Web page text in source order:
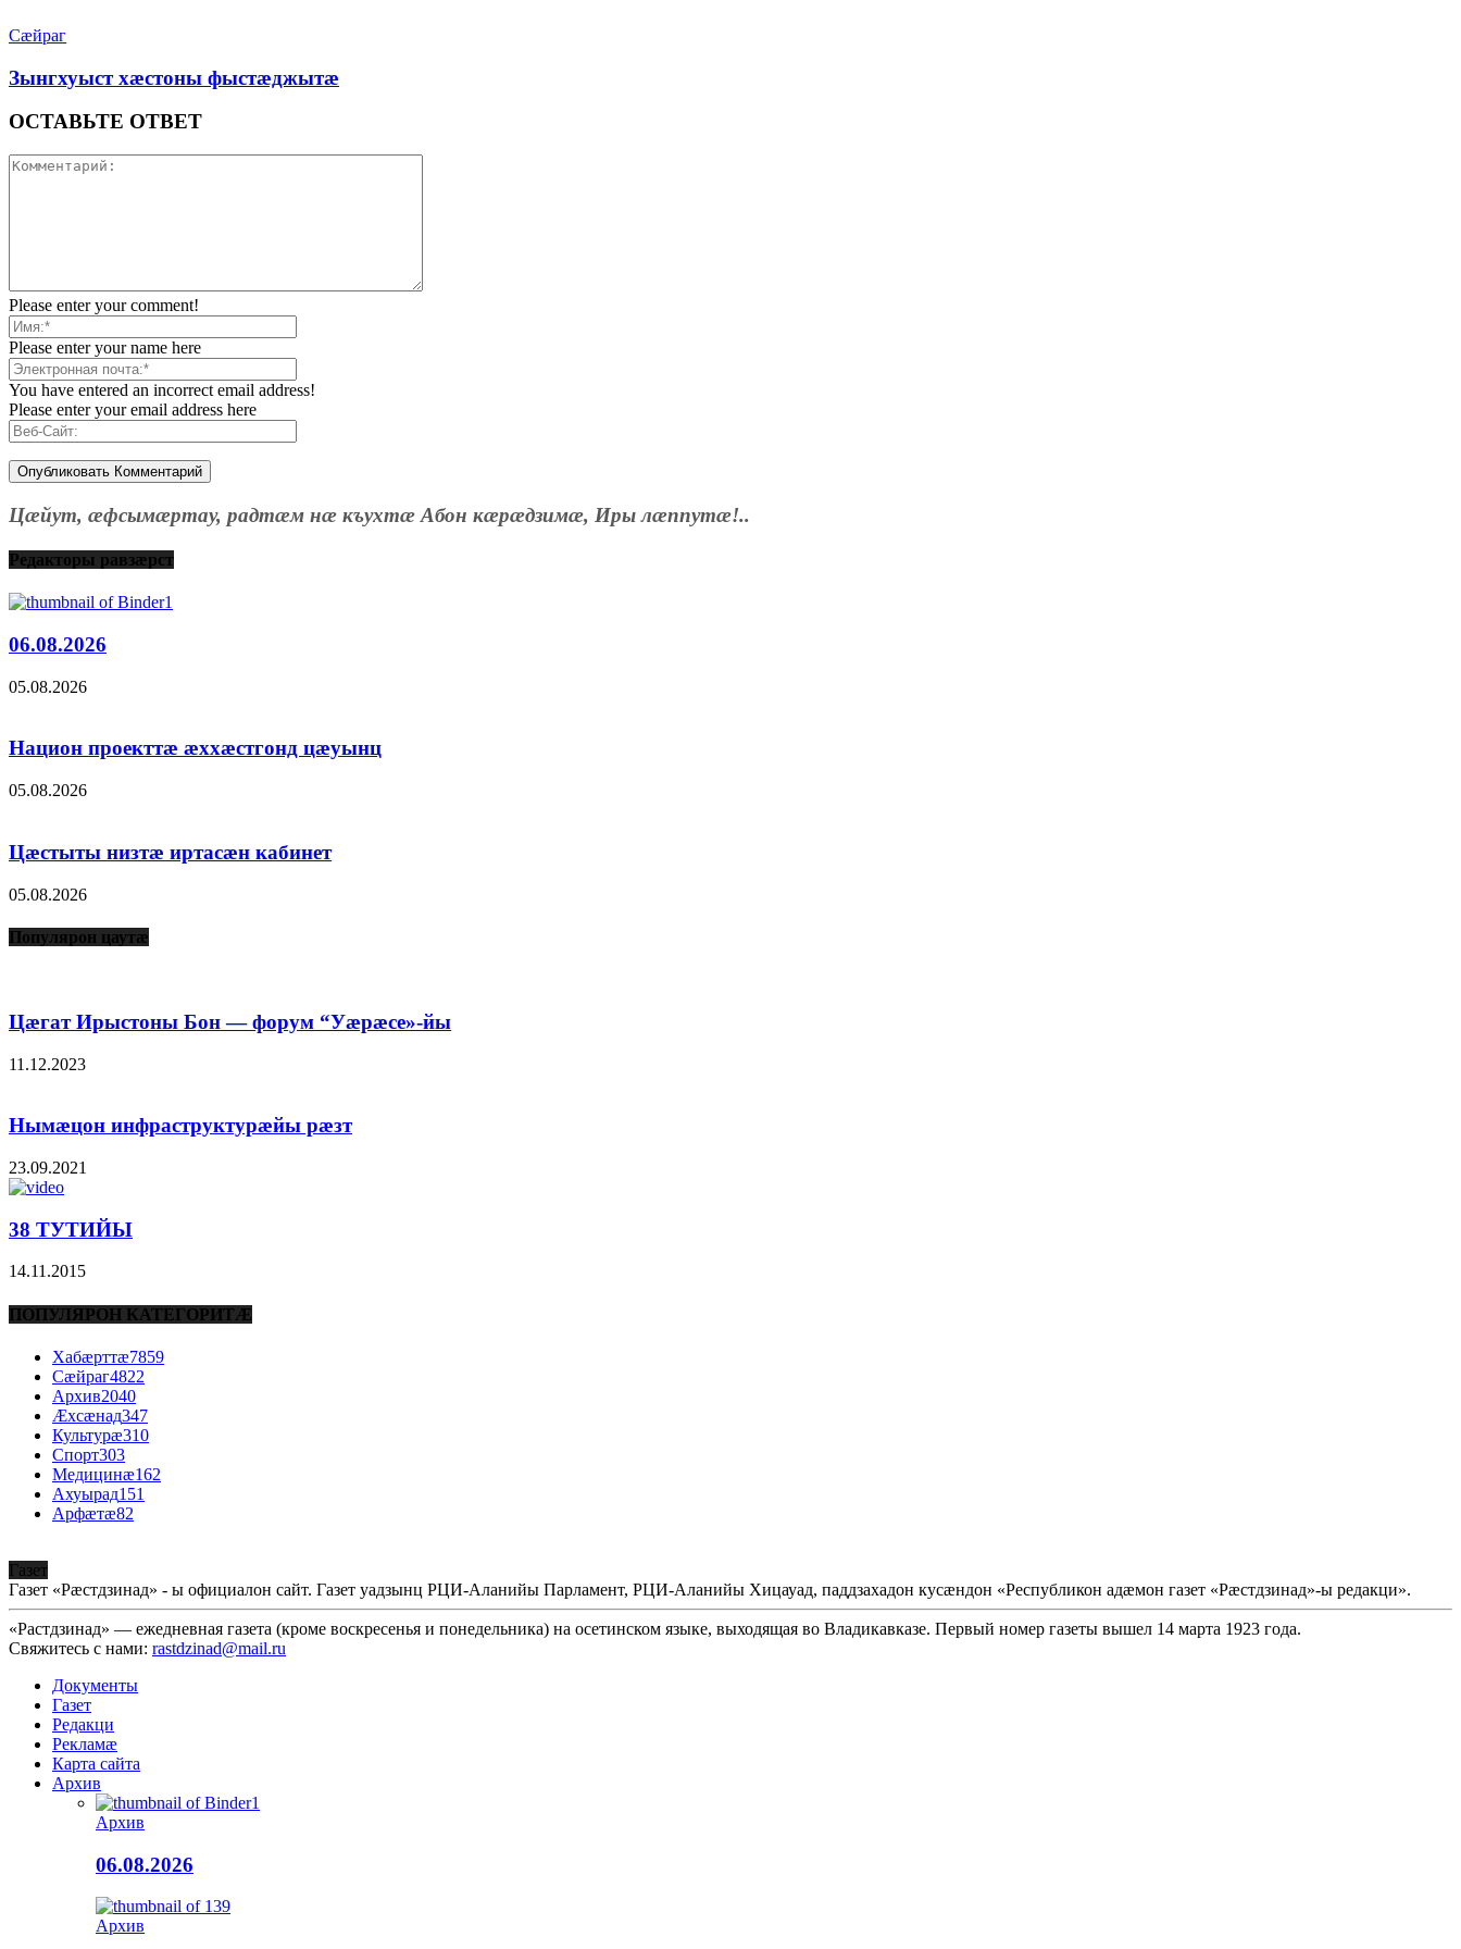
Сæйраг
Зынгхуыст хæстоны фыстæджытæ
ОСТАВЬТЕ ОТВЕТ
Please enter your comment!
Please enter your name here
You have entered an incorrect email address!
Please enter your email address here
Цæйут, æфсымæртау, радтæм нæ къухтæ Абон кæрæдзимæ, Иры лæппутæ!..
Редакторы равзæрст
06.08.2026
05.08.2026
Национ проекттæ æххæстгонд цæуынц
05.08.2026
Цæстыты низтæ иртасæн кабинет
05.08.2026
Популярон цаутæ
Цæгат Ирыстоны Бон — форум “Уæрæсе»-йы
11.12.2023
Нымæцон инфраструктурæйы рæзт
23.09.2021
38 ТУТИЙЫ
14.11.2015
ПОПУЛЯРОН КАТЕГОРИТÆ
Хабæрттæ7859
Сæйраг4822
Архив2040
Æхсæнад347
Культурæ310
Спорт303
Медицинæ162
Ахуырад151
Арфæтæ82
Газет
Газет «Рæстдзинад» - ы официалон сайт. Газет уадзынц РЦИ-Аланийы Парламент, РЦИ-Аланийы Хицауад, паддзахадон кусæндон «Республикон адæмон газет «Рæстдзинад»-ы редакци».
«Растдзинад» — ежедневная газета (кроме воскресенья и понедельника) на осетинском языке, выходящая во Владикавказе. Первый номер газеты вышел 14 марта 1923 года.
Свяжитесь с нами: rastdzinad@mail.ru
Документы
Газет
Редакци
Рекламæ
Карта сайта
Архив
Архив
06.08.2026
Архив